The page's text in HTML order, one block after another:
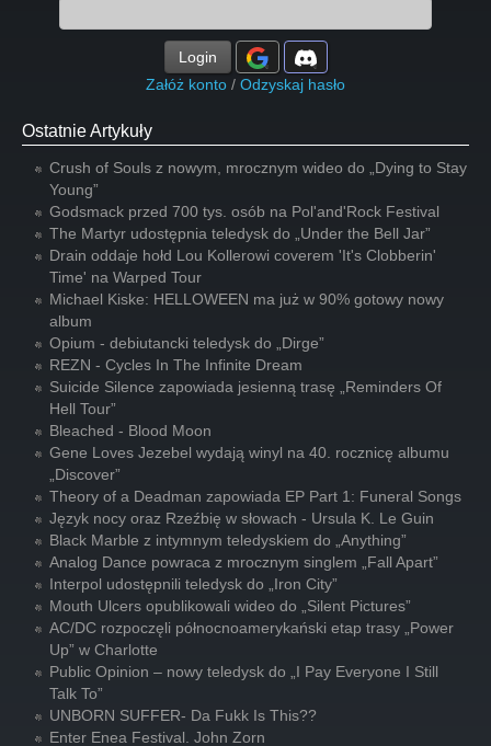
Login
Załóż konto / Odzyskaj hasło
Ostatnie Artykuły
Crush of Souls z nowym, mrocznym wideo do „Dying to Stay
Young”
Godsmack przed 700 tys. osób na Pol'and'Rock Festival
The Martyr udostępnia teledysk do „Under the Bell Jar”
Drain oddaje hołd Lou Kollerowi coverem 'It's Clobberin'
Time' na Warped Tour
Michael Kiske: HELLOWEEN ma już w 90% gotowy nowy
album
Opium - debiutancki teledysk do „Dirge”
REZN - Cycles In The Infinite Dream
Suicide Silence zapowiada jesienną trasę „Reminders Of
Hell Tour”
Bleached - Blood Moon
Gene Loves Jezebel wydają winyl na 40. rocznicę albumu
„Discover”
Theory of a Deadman zapowiada EP Part 1: Funeral Songs
Język nocy oraz Rzeźbię w słowach - Ursula K. Le Guin
Black Marble z intymnym teledyskiem do „Anything”
Analog Dance powraca z mrocznym singlem „Fall Apart”
Interpol udostępnili teledysk do „Iron City”
Mouth Ulcers opublikowali wideo do „Silent Pictures”
AC/DC rozpoczęli północnoamerykański etap trasy „Power
Up” w Charlotte
Public Opinion – nowy teledysk do „I Pay Everyone I Still
Talk To”
UNBORN SUFFER- Da Fukk Is This??
Enter Enea Festival. John Zorn